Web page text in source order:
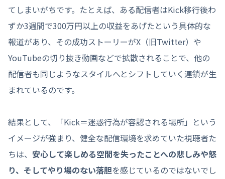
てしまいがちです。たとえば、ある配信者はKick移行後わ
ずか3週間で300万円以上の収益をあげたという具体的な
報道があり、その成功ストーリーがX（旧Twitter）や
YouTubeの切り抜き動画などで拡散されることで、他の
配信者も同じようなスタイルへとシフトしていく連鎖が生
まれているのです。
結果として、「Kick＝迷惑行為が容認される場所」という
イメージが強まり、健全な配信環境を求めていた視聴者た
ちは、 安心して楽しめる空間を失ったことへの悲しみや怒
り、そしてやり場のない落胆を感じているのではないでし